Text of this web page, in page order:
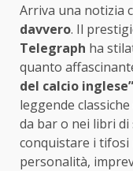
Arriva una notizia
davvero. Il
Telegraph ha
quanto
del calcio inglese”
leggende
da bar o nei libri
conquistare i tifosi
personalità,